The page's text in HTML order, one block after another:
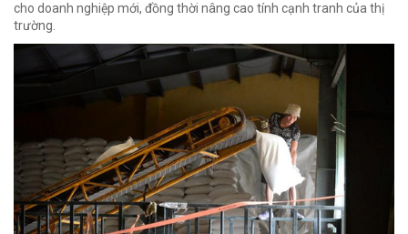
cho doanh nghiệp mới, đồng thời nâng cao tính cạnh tranh của thị
trường.